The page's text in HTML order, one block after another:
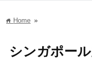
home Home »
シンガポー